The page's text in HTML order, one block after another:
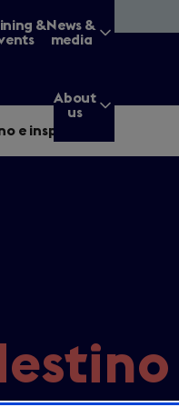
&News &
media
About
us
query
e inspiración